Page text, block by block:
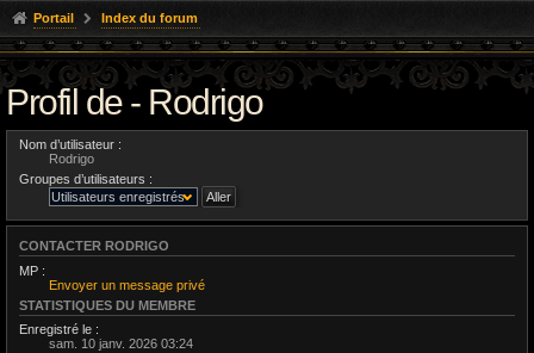
Portail Index du forum
Profil de - Rodrigo
Nom d’utilisateur :
Rodrigo
Groupes d’utilisateurs :
CONTACTER RODRIGO
MP :
Envoyer un message privé
STATISTIQUES DU MEMBRE
Enregistré le :
sam. 10 janv. 2026 03:24